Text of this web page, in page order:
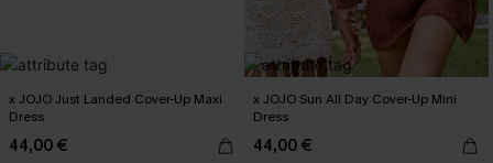
x JOJO Just Landed Cover-Up Maxi
Dress
44,00 €
x JOJO Sun All Day Cover-Up Mini
Dress
44,00 €